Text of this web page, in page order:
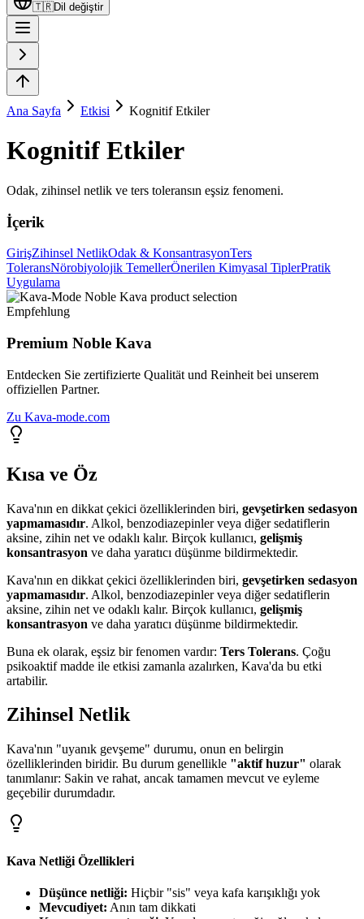
🇹🇷Dil değiştir
Ana Sayfa Etkisi Kognitif Etkiler
Kognitif Etkiler
Odak, zihinsel netlik ve ters toleransın eşsiz fenomeni.
İçerik
GirişZihinsel NetlikOdak & KonsantrasyonTers
ToleransNörobiyolojik TemellerÖnerilen Kimyasal TiplerPratik
Uygulama
Empfehlung
Premium Noble Kava
Entdecken Sie zertifizierte Qualität und Reinheit bei unserem
offiziellen Partner.
Zu Kava-mode.com
Kısa ve Öz
Kava'nın en dikkat çekici özelliklerinden biri, gevşetirken sedasyon
yapmamasıdır. Alkol, benzodiazepinler veya diğer sedatiflerin
aksine, zihin net ve odaklı kalır. Birçok kullanıcı, gelişmiş
konsantrasyon ve daha yaratıcı düşünme bildirmektedir.
Kava'nın en dikkat çekici özelliklerinden biri, gevşetirken sedasyon
yapmamasıdır. Alkol, benzodiazepinler veya diğer sedatiflerin
aksine, zihin net ve odaklı kalır. Birçok kullanıcı, gelişmiş
konsantrasyon ve daha yaratıcı düşünme bildirmektedir.
Buna ek olarak, eşsiz bir fenomen vardır: Ters Tolerans. Çoğu
psikoaktif madde ile etkisi zamanla azalırken, Kava'da bu etki
artabilir.
Zihinsel Netlik
Kava'nın "uyanık gevşeme" durumu, onun en belirgin
özelliklerinden biridir. Bu durum genellikle "aktif huzur" olarak
tanımlanır: Sakin ve rahat, ancak tamamen mevcut ve eyleme
geçebilir durumdadır.
Kava Netliği Özellikleri
Düşünce netliği: Hiçbir "sis" veya kafa karışıklığı yok
Mevcudiyet: Anın tam dikkati